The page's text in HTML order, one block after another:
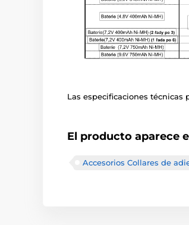
Las especificaciones
El producto aparece
Accesorios Collares de